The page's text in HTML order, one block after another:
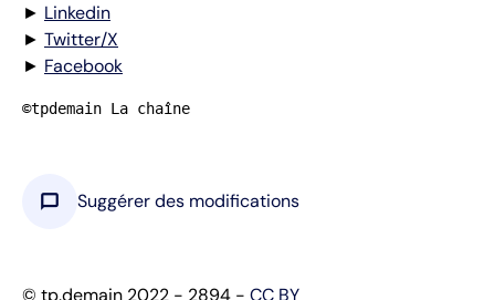
► Linkedin
► Twitter/X
► Facebook
©tpdemain La chaîne
chat_bubble Suggérer des modifications
© tp.demain 2022 - 2894 - CC BY